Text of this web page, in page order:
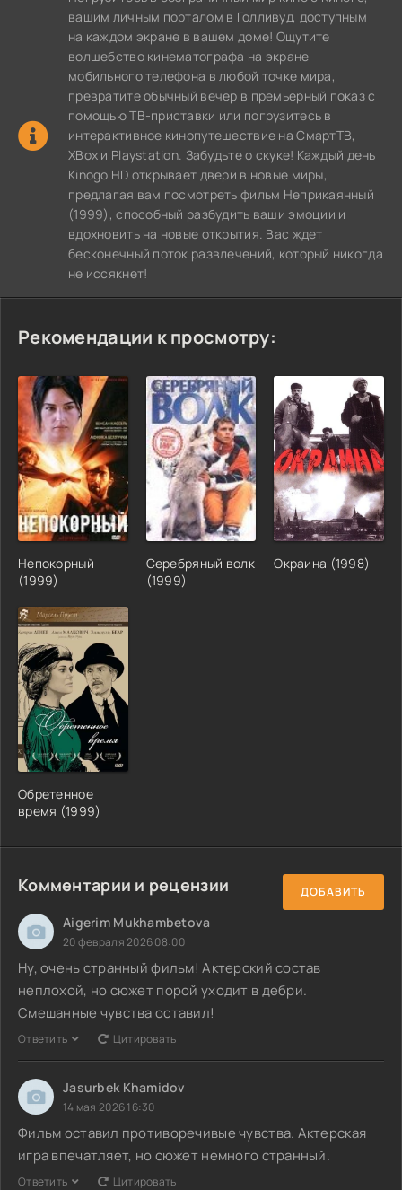
вашим личным порталом в Голливуд, доступным
на каждом экране в вашем доме! Ощутите
волшебство кинематографа на экране
мобильного телефона в любой точке мира,
превратите обычный вечер в премьерный показ с
помощью ТВ-приставки или погрузитесь в
интерактивное кинопутешествие на СмартТВ,
XBox и Playstation. Забудьте о скуке! Каждый день
Kinogo HD открывает двери в новые миры,
предлагая вам посмотреть фильм Неприкаянный
(1999), способный разбудить ваши эмоции и
вдохновить на новые открытия. Вас ждет
бесконечный поток развлечений, который никогда
не иссякнет!
Рекомендации к просмотру:
Непокорный
(1999)
Серебряный волк
(1999)
Окраина (1998)
Обретенное
время (1999)
Комментарии и рецензии ДОБАВИТЬ
Aigerim Mukhambetova
20 февраля 2026 08:00
Ну, очень странный фильм! Актерский состав
неплохой, но сюжет порой уходит в дебри.
Смешанные чувства оставил!
Ответить Цитировать
Jasurbek Khamidov
14 мая 2026 16:30
Фильм оставил противоречивые чувства. Актерская
игра впечатляет, но сюжет немного странный.
Ответить Цитировать